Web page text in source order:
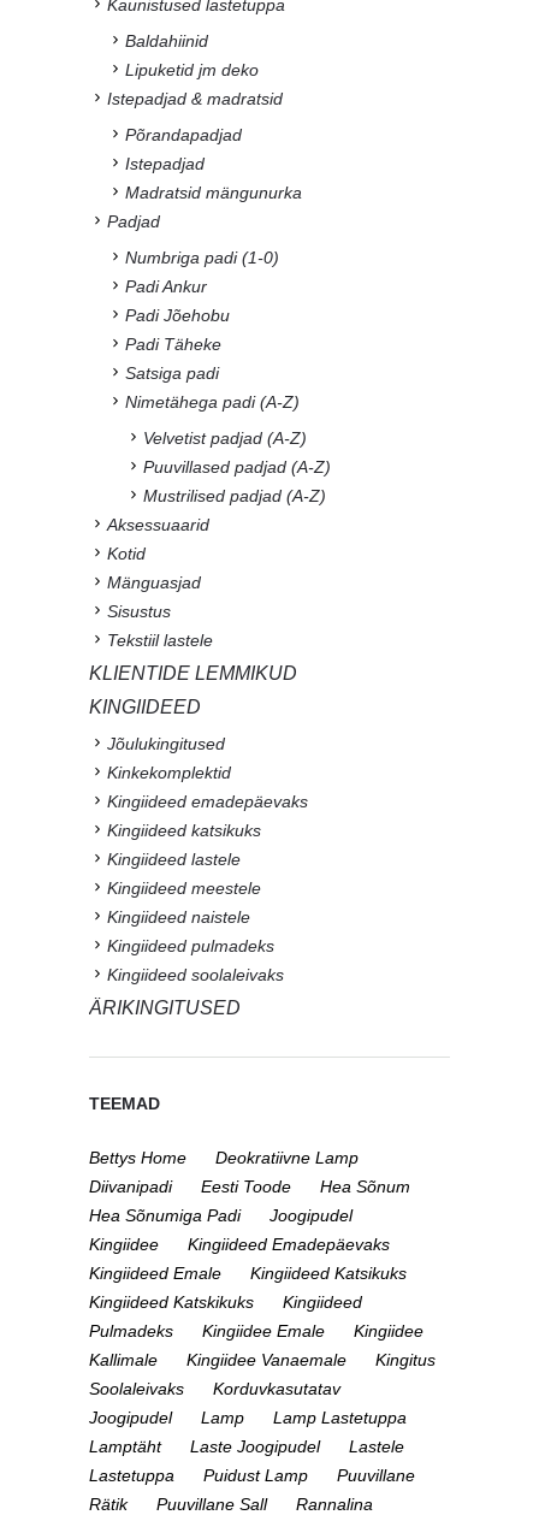
Kaunistused lastetuppa
Baldahiinid
Lipuketid jm deko
Istepadjad & madratsid
Põrandapadjad
Istepadjad
Madratsid mängunurka
Padjad
Numbriga padi (1-0)
Padi Ankur
Padi Jõehobu
Padi Täheke
Satsiga padi
Nimetähega padi (A-Z)
Velvetist padjad (A-Z)
Puuvillased padjad (A-Z)
Mustrilised padjad (A-Z)
Aksessuaarid
Kotid
Mänguasjad
Sisustus
Tekstiil lastele
KLIENTIDE LEMMIKUD
KINGIIDEED
Jõulukingitused
Kinkekomplektid
Kingiideed emadepäevaks
Kingiideed katsikuks
Kingiideed lastele
Kingiideed meestele
Kingiideed naistele
Kingiideed pulmadeks
Kingiideed soolaleivaks
ÄRIKINGITUSED
TEEMAD
Bettys Home
Deokratiivne Lamp
Diivanipadi
Eesti Toode
Hea Sõnum
Hea Sõnumiga Padi
Joogipudel
Kingiidee
Kingiideed Emadepäevaks
Kingiideed Emale
Kingiideed Katsikuks
Kingiideed Katskikuks
Kingiideed
Pulmadeks
Kingiidee Emale
Kingiidee
Kallimale
Kingiidee Vanaemale
Kingitus
Soolaleivaks
Korduvkasutatav
Joogipudel
Lamp
Lamp Lastetuppa
Lamptäht
Laste Joogipudel
Lastele
Lastetuppa
Puidust Lamp
Puuvillane
Rätik
Puuvillane Sall
Rannalina